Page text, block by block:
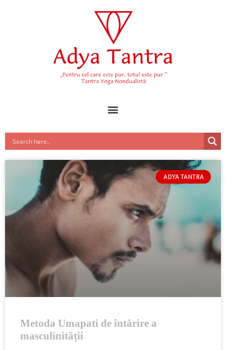
ADYA TANTRA
Metoda Umapati de întărire a
masculinității